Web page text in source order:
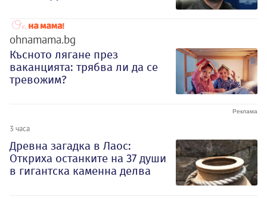
ohnamama.bg
Късното лягане през
ваканцията: трябва ли да се
тревожим?
3 часа
Древна загадка в Лаос:
Откриха останките на 37 души
в гигантска каменна делва